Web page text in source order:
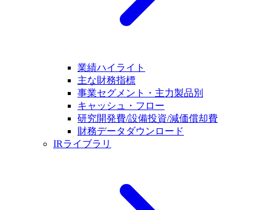
業績ハイライト
主な財務指標
事業セグメント・主力製品別
キャッシュ・フロー
研究開発費/設備投資/減価償却費
財務データダウンロード
IRライブラリ